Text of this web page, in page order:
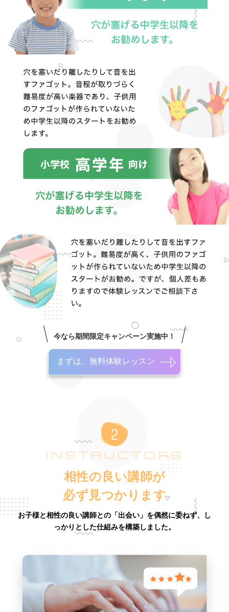
今なら期間限定キャンペーン実施中！
まずは、無料体験レッスン
INSTRUCTORS
相性の良い講師が
必ず見つかります
お子様と相性の良い講師との「出会い」を偶然に委ねず、し
っかりとした仕組みを構築しました。